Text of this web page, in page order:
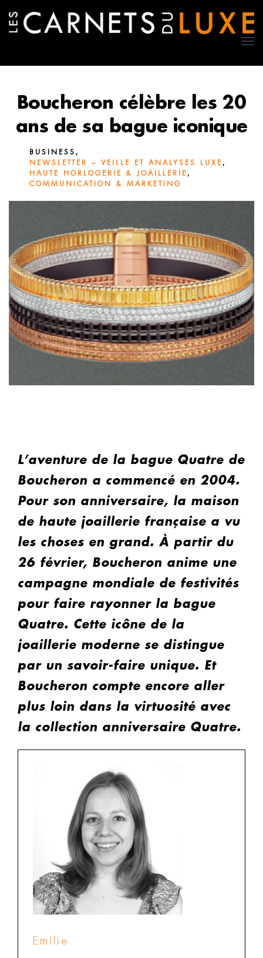
Boucheron célèbre les 20
ans de sa bague iconique
BUSINESS ,
NEWSLETTER – VEILLE ET ANALYSES LUXE,
HAUTE HORLOGERIE & JOAILLERIE,
COMMUNICATION & MARKETING
L’aventure de la bague Quatre de
Boucheron a commencé en 2004.
Pour son anniversaire, la maison
de haute joaillerie française a vu
les choses en grand. À partir du
26 février, Boucheron anime une
campagne mondiale de festivités
pour faire rayonner la bague
Quatre. Cette icône de la
joaillerie moderne se distingue
par un savoir-faire unique. Et
Boucheron compte encore aller
plus loin dans la virtuosité avec
la collection anniversaire Quatre.
Emilie